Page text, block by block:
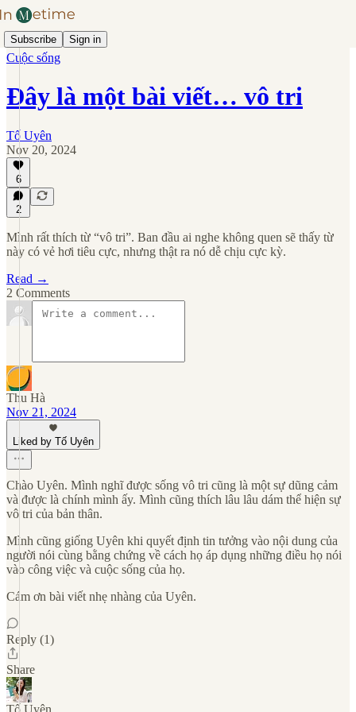
Subscribe Sign in
Cuộc sống
Đây là một bài viết… vô tri
Tố Uyên
Nov 20, 2024
6
2
Mình rất thích từ “vô tri”. Ban đầu ai nghe không quen sẽ thấy từ
này có vẻ hơi tiêu cực, nhưng thật ra nó dễ chịu cực kỳ.
Read →
2 Comments
Thu Hà
Nov 21, 2024
Liked by Tố Uyên
Chào Uyên. Mình nghĩ được sống vô tri cũng là một sự dũng cảm
và được là chính mình ấy. Mình cũng thích lâu lâu dám thể hiện sự
vô tri của bản thân.
Mình cũng giống Uyên khi quyết định tin tưởng vào nội dung của
người nói cùng bằng chứng về cách họ áp dụng những điều họ nói
vào công việc và cuộc sống của họ.
Cám ơn bài viết nhẹ nhàng của Uyên.
Reply (1)
Share
Tố Uyên